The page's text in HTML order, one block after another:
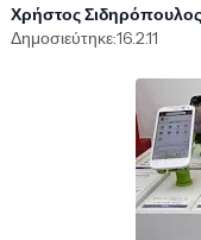
Χρήστος Σιδηρόπουλος
Δημοσιεύτηκε:16.2.11